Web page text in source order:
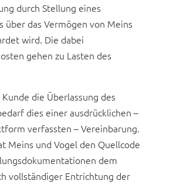
durch Stellung eines
über das Vermögen von Meins
wird. Die dabei
gehen zu Lasten des
die Überlassung des
dies einer ausdrücklichen –
verfassten – Vereinbarung.
Meins und Vogel den Quellcode
dem
vollständiger Entrichtung der